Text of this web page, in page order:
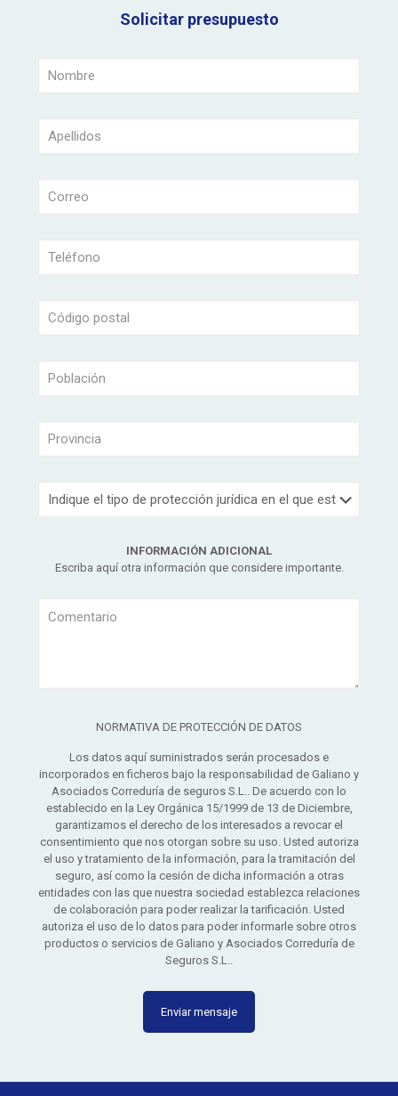
Solicitar presupuesto
INFORMACIÓN ADICIONAL
Escriba aquí otra información que considere importante.
NORMATIVA DE PROTECCIÓN DE DATOS
Los datos aquí suministrados serán procesados e
incorporados en ficheros bajo la responsabilidad de Galiano y
Asociados Correduría de seguros S.L.. De acuerdo con lo
establecido en la Ley Orgánica 15/1999 de 13 de Diciembre,
garantizamos el derecho de los interesados a revocar el
consentimiento que nos otorgan sobre su uso. Usted autoriza
el uso y tratamiento de la información, para la tramitación del
seguro, así como la cesión de dicha información a otras
entidades con las que nuestra sociedad establezca relaciones
de colaboración para poder realizar la tarificación. Usted
autoriza el uso de lo datos para poder informarle sobre otros
productos o servicios de Galiano y Asociados Correduría de
Seguros S.L..